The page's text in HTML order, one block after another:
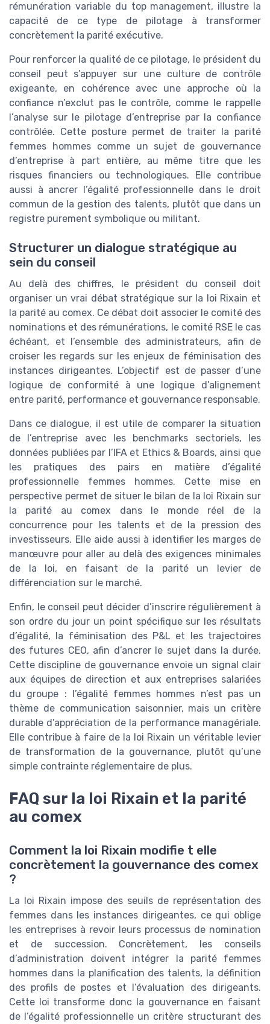
rémunération variable du top management, illustre la
capacité de ce type de pilotage à transformer
concrètement la parité exécutive.
Pour renforcer la qualité de ce pilotage, le président du
conseil peut s’appuyer sur une culture de contrôle
exigeante, en cohérence avec une approche où la
confiance n’exclut pas le contrôle, comme le rappelle
l’analyse sur le pilotage d’entreprise par la confiance
contrôlée. Cette posture permet de traiter la parité
femmes hommes comme un sujet de gouvernance
d’entreprise à part entière, au même titre que les
risques financiers ou technologiques. Elle contribue
aussi à ancrer l’égalité professionnelle dans le droit
commun de la gestion des talents, plutôt que dans un
registre purement symbolique ou militant.
Structurer un dialogue stratégique au
sein du conseil
Au delà des chiffres, le président du conseil doit
organiser un vrai débat stratégique sur la loi Rixain et
la parité au comex. Ce débat doit associer le comité des
nominations et des rémunérations, le comité RSE le cas
échéant, et l’ensemble des administrateurs, afin de
croiser les regards sur les enjeux de féminisation des
instances dirigeantes. L’objectif est de passer d’une
logique de conformité à une logique d’alignement
entre parité, performance et gouvernance responsable.
Dans ce dialogue, il est utile de comparer la situation
de l’entreprise avec les benchmarks sectoriels, les
données publiées par l’IFA et Ethics & Boards, ainsi que
les pratiques des pairs en matière d’égalité
professionnelle femmes hommes. Cette mise en
perspective permet de situer le bilan de la loi Rixain sur
la parité au comex dans le monde réel de la
concurrence pour les talents et de la pression des
investisseurs. Elle aide aussi à identifier les marges de
manœuvre pour aller au delà des exigences minimales
de la loi, en faisant de la parité un levier de
différenciation sur le marché.
Enfin, le conseil peut décider d’inscrire régulièrement à
son ordre du jour un point spécifique sur les résultats
d’égalité, la féminisation des P&L et les trajectoires
des futures CEO, afin d’ancrer le sujet dans la durée.
Cette discipline de gouvernance envoie un signal clair
aux équipes de direction et aux entreprises salariées
du groupe : l’égalité femmes hommes n’est pas un
thème de communication saisonnier, mais un critère
durable d’appréciation de la performance managériale.
Elle contribue à faire de la loi Rixain un véritable levier
de transformation de la gouvernance, plutôt qu’une
simple contrainte réglementaire de plus.
FAQ sur la loi Rixain et la parité
au comex
Comment la loi Rixain modifie t elle
concrètement la gouvernance des comex
?
La loi Rixain impose des seuils de représentation des
femmes dans les instances dirigeantes, ce qui oblige
les entreprises à revoir leurs processus de nomination
et de succession. Concrètement, les conseils
d’administration doivent intégrer la parité femmes
hommes dans la planification des talents, la définition
des profils de postes et l’évaluation des dirigeants.
Cette loi transforme donc la gouvernance en faisant
de l’égalité professionnelle un critère structurant des